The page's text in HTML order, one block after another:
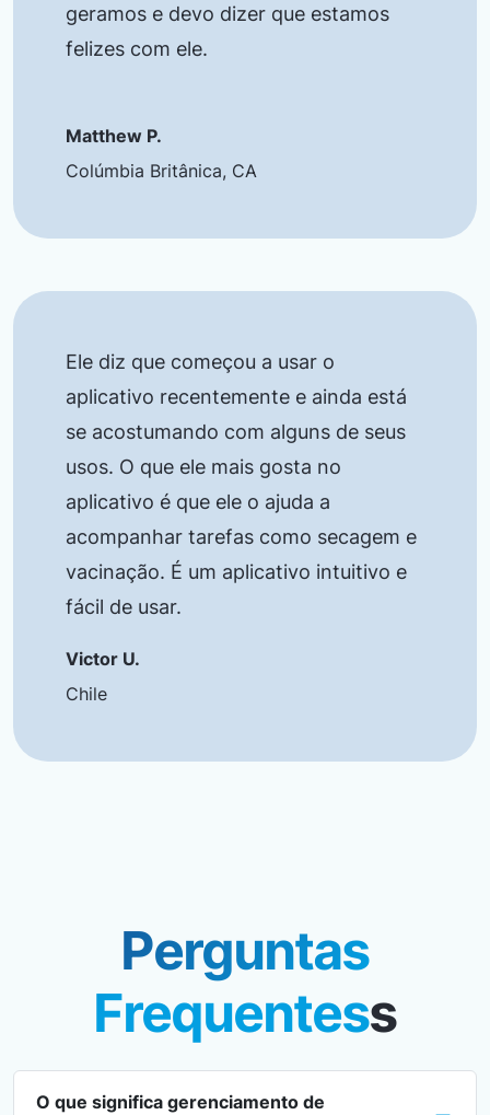
geramos e devo dizer que estamos
felizes com ele.
Matthew P.
Colúmbia Britânica, CA
Ele diz que começou a usar o
aplicativo recentemente e ainda está
se acostumando com alguns de seus
usos. O que ele mais gosta no
aplicativo é que ele o ajuda a
acompanhar tarefas como secagem e
vacinação. É um aplicativo intuitivo e
fácil de usar.
Victor U.
Chile
Perguntas
Frequentess
O que significa gerenciamento de